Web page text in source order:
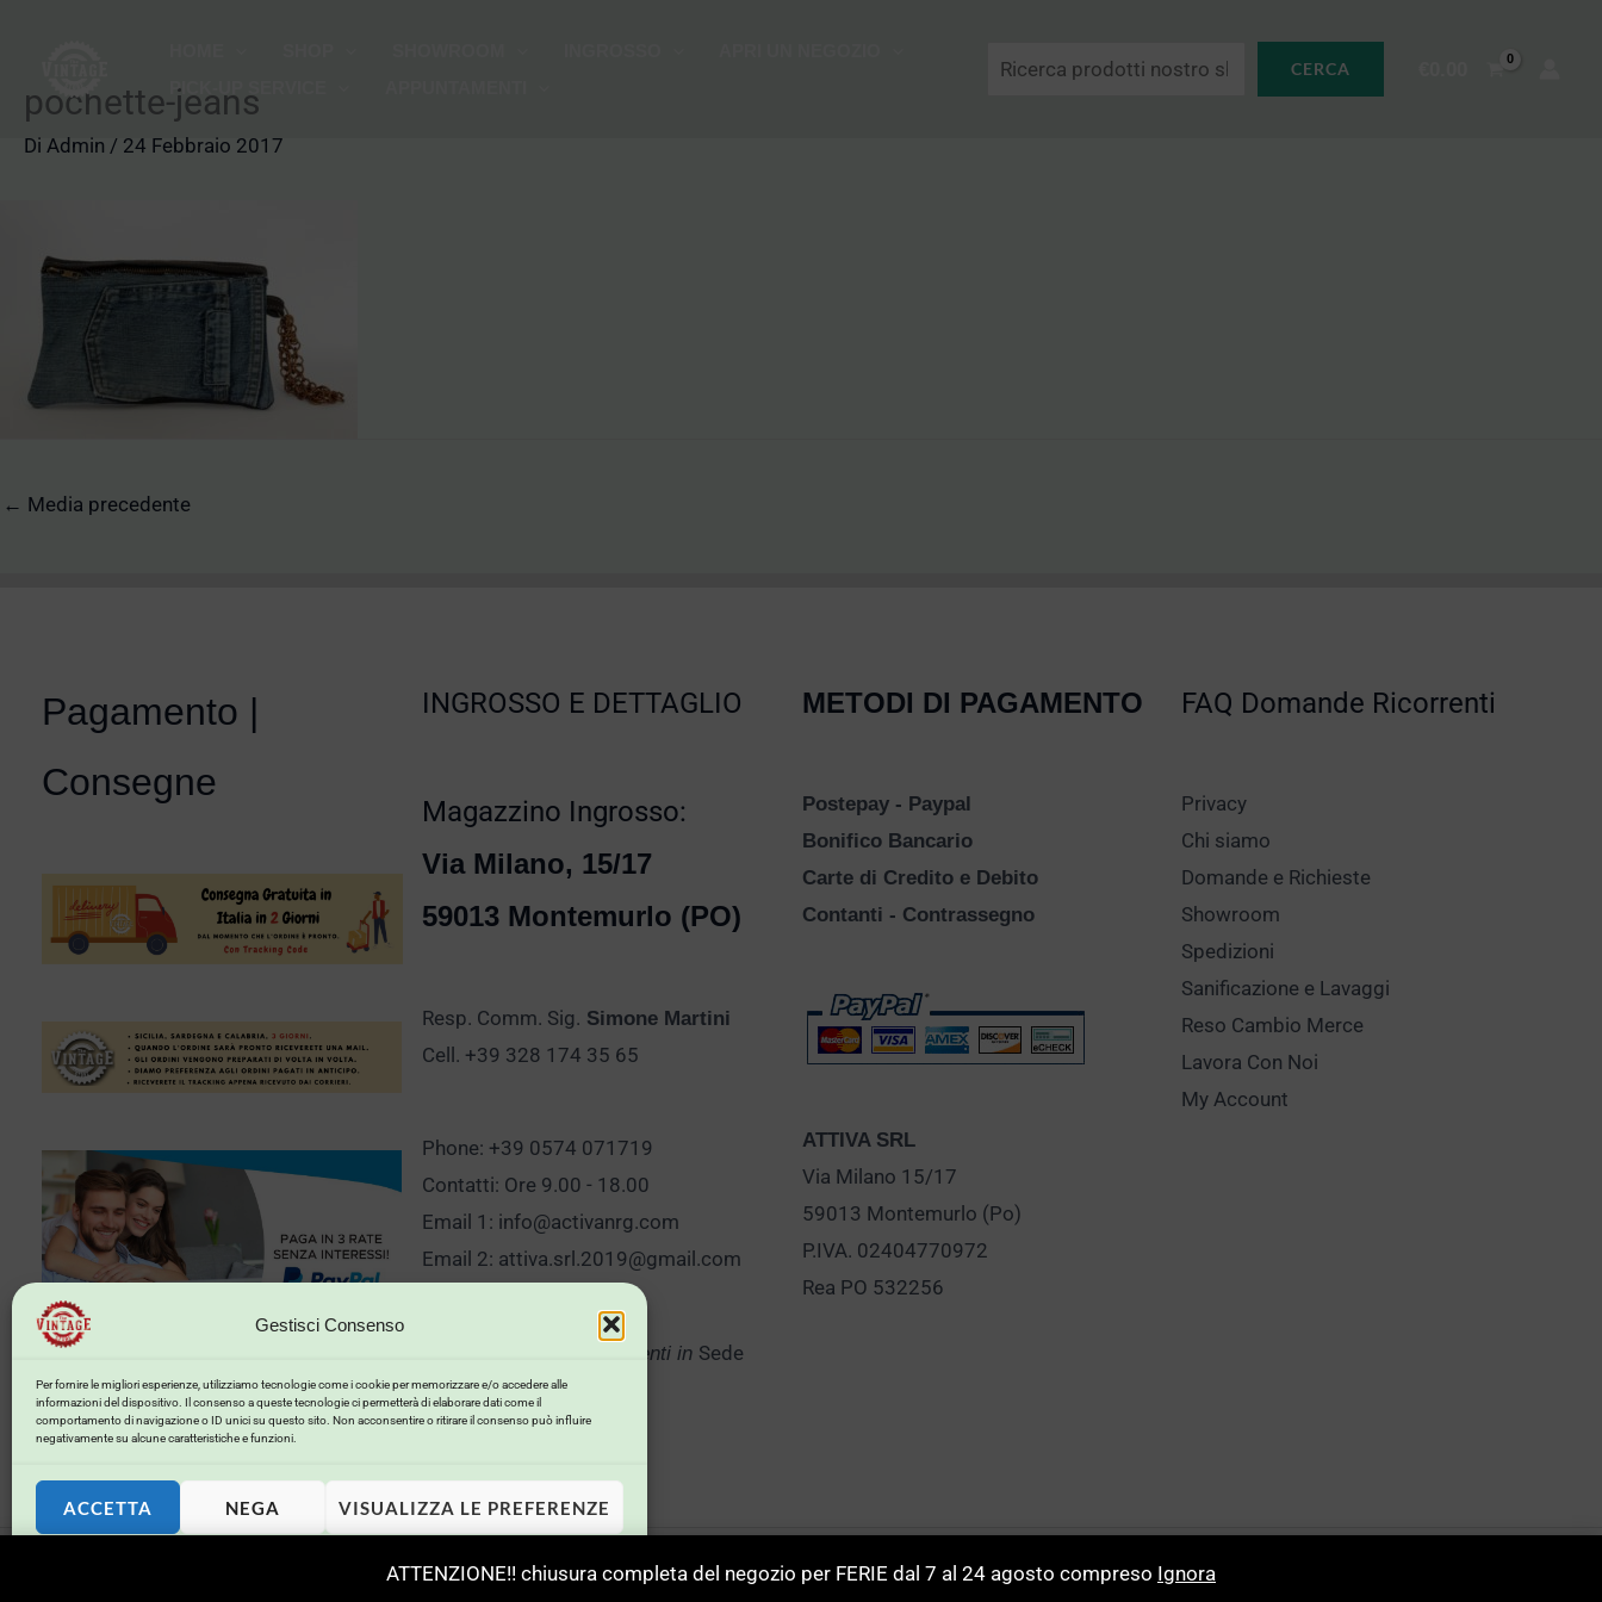
Gestisci Consenso
Per fornire le migliori esperienze, utilizziamo tecnologie come i cookie per memorizzare e/o accedere alle
informazioni del dispositivo. Il consenso a queste tecnologie ci permetterà di elaborare dati come il
comportamento di navigazione o ID unici su questo sito. Non acconsentire o ritirare il consenso può influire
negativamente su alcune caratteristiche e funzioni.
ACCETTA NEGA VISUALIZZA LE PREFERENZE
ATTENZIONE!! chiusura completa del negozio per FERIE dal 7 al 24 agosto compreso Ignora
contenuto
PICK-UP SERVICE
CERCA
pochette-jeans
Di Admin / 24 Febbraio 2017
← Media precedente
Pagamento |
Consegne
INGROSSO E DETTAGLIO
Magazzino Ingrosso:
Via Milano, 15/17
59013 Montemurlo (PO)
Resp. Comm. Sig. Simone Martini
Cell. +39 328 174 35 65
Phone: +39 0574 071719
Contatti: Ore 9.00 - 18.00
Email 1: info@activanrg.com
Email 2: attiva.srl.2019@gmail.com
Clicca qui per Appuntamenti in Sede
METODI DI PAGAMENTO
Postepay - Paypal
Bonifico Bancario
Carte di Credito e Debito
Contanti - Contrassegno
ATTIVA SRL
Via Milano 15/17
59013 Montemurlo (Po)
P.IVA. 02404770972
Rea PO 532256
FAQ Domande Ricorrenti
Privacy
Chi siamo
Domande e Richieste
Showroom
Spedizioni
Sanificazione e Lavaggi
Reso Cambio Merce
Lavora Con Noi
My Account
Powerd byBuildweb ISP